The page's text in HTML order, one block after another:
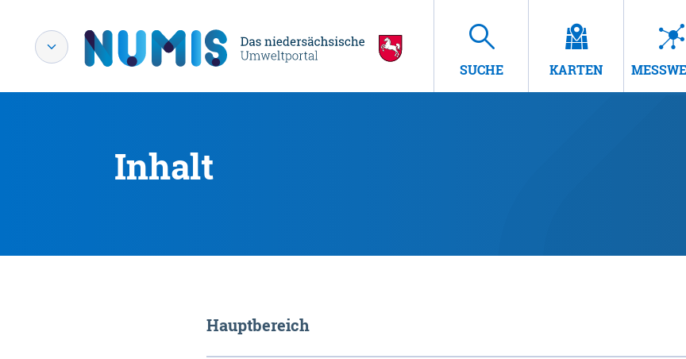
SUCHE KARTEN
Inhalt
Hauptbereich